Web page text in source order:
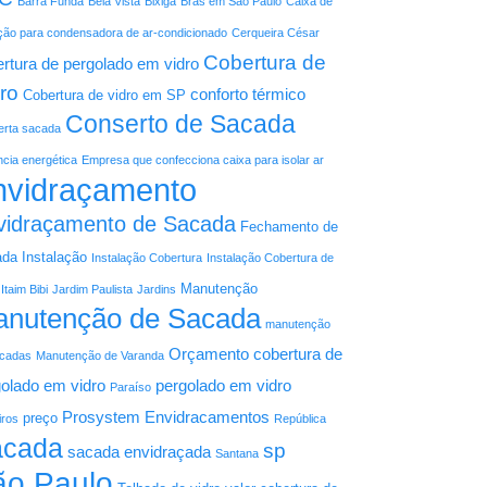
para condensadora de ar-condicionado Cerqueira César
de pergolado em vidro Cobertura de
Cobertura de vidro em SP conforto térmico
sacada Conserto de Sacada
energética Empresa que confecciona caixa para isolar ar
de Sacada Fechamento de
Instalação Instalação Cobertura Instalação Cobertura de
Itaim Bibi Jardim Paulista Jardins Manutenção
de Sacada manutenção
Manutenção de Varanda Orçamento cobertura de
em vidro Paraíso pergolado em vidro
preço Prosystem Envidracamentos República
sacada envidraçada Santana sp